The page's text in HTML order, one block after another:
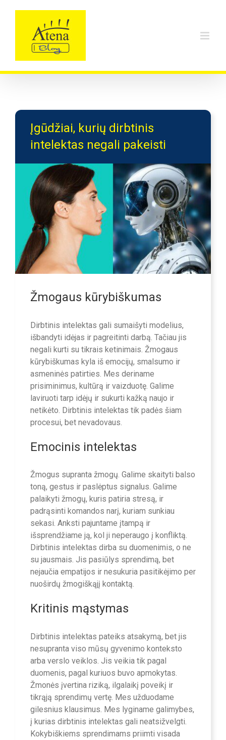
Įgūdžiai, kurių dirbtinis
intelektas negali pakeisti
Žmogaus kūrybiškumas
Dirbtinis intelektas gali sumaišyti modelius,
išbandyti idėjas ir pagreitinti darbą. Tačiau jis
negali kurti su tikrais ketinimais. Žmogaus
kūrybiškumas kyla iš emocijų, smalsumo ir
asmeninės patirties. Mes deriname
prisiminimus, kultūrą ir vaizduotę. Galime
laviruoti tarp idėjų ir sukurti kažką naujo ir
netikėto. Dirbtinis intelektas tik padės šiam
procesui, bet nevadovaus.
Emocinis intelektas
Žmogus supranta žmogų. Galime skaityti balso
toną, gestus ir paslėptus signalus. Galime
palaikyti žmogų, kuris patiria stresą, ir
padrąsinti komandos narį, kuriam sunkiau
sekasi. Anksti pajuntame įtampą ir
išsprendžiame ją, kol ji neperaugo į konfliktą.
Dirbtinis intelektas dirba su duomenimis, o ne
su jausmais. Jis pasiūlys sprendimą, bet
nejaučia empatijos ir nesukuria pasitikėjimo per
nuoširdų žmogiškąjį kontaktą.
Kritinis mąstymas
Dirbtinis intelektas pateiks atsakymą, bet jis
nesupranta viso mūsų gyvenimo konteksto
arba verslo veiklos. Jis veikia tik pagal
duomenis, pagal kuriuos buvo apmokytas.
Žmonės įvertina riziką, ilgalaikį poveikį ir
tikrąją sprendimų vertę. Mes užduodame
gilesnius klausimus. Mes lyginame galimybes,
į kurias dirbtinis intelektas gali neatsižvelgti.
Kokybiškiems sprendimams priimti visada